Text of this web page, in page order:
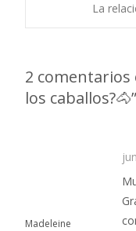
La
2 comentarios
los caballos?🐴”
Madeleine